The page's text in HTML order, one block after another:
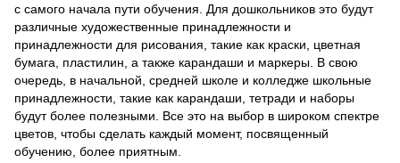
с самого начала пути обучения. Для дошкольников это будут
различные художественные принадлежности и
принадлежности для рисования, такие как краски, цветная
бумага, пластилин, а также карандаши и маркеры. В свою
очередь, в начальной, средней школе и колледже школьные
принадлежности, такие как карандаши, тетради и наборы
будут более полезными. Все это на выбор в широком спектре
цветов, чтобы сделать каждый момент, посвященный
обучению, более приятным.